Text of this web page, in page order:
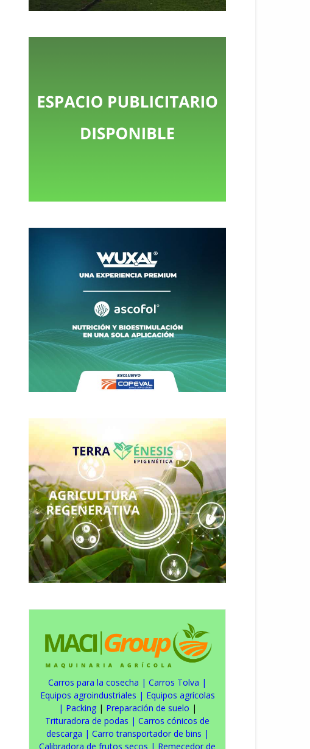
Carros para la cosecha | Carros Tolva |
Equipos agroindustriales | Equipos agrícolas
| Packing| Preparación de suelo |
Trituradora de podas | Carros cónicos de
descarga | Carro transportador de bins |
Calibradora de frutos secos | Remecedor de